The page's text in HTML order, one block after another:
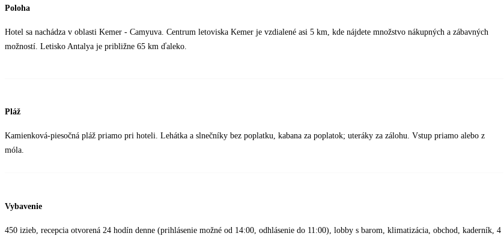
Poloha
Hotel sa nachádza v oblasti Kemer - Camyuva. Centrum letoviska Kemer je vzdialené asi 5 km, kde nájdete množstvo nákupných a zábavných
možností. Letisko Antalya je približne 65 km ďaleko.
Pláž
Kamienková-piesočná pláž priamo pri hoteli. Lehátka a slnečníky bez poplatku, kabana za poplatok; uteráky za zálohu. Vstup priamo alebo z
móla.
Vybavenie
450 izieb, recepcia otvorená 24 hodín denne (prihlásenie možné od 14:00, odhlásenie do 11:00), lobby s barom, klimatizácia, obchod, kaderník, 4